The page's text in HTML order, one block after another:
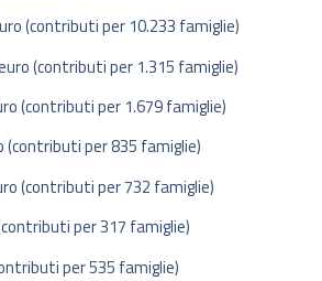
(contributi per 10.233 famiglie)
(contributi per 1.315 famiglie)
(contributi per 1.679 famiglie)
(contributi per 835 famiglie)
(contributi per 732 famiglie)
per 317 famiglie)
per 535 famiglie)